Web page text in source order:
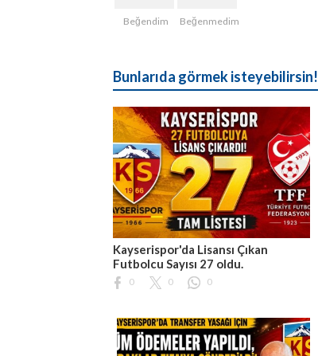
Beğendim Beğenmedim
Bunlarıda görmek isteyebilirsin!
Kayserispor'da Lisansı Çıkan
Futbolcu Sayısı 27 oldu.
0 0 0